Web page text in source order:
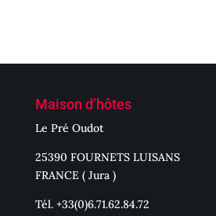
Maison d’hôtes
Le Pré Oudot
25390 FOURNETS LUISANS
FRANCE ( Jura )
Tél. +33(0)6.71.62.84.72